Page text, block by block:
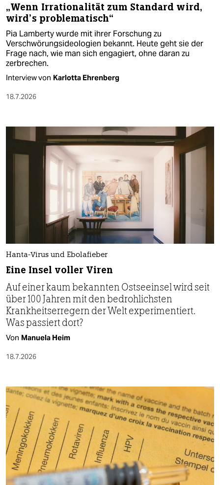
„Wenn Irrationalität zum Standard wird,
wird’s problematisch“
Pia Lamberty wurde mit ihrer Forschung zu
Verschwörungsideologien bekannt. Heute geht sie der
Frage nach, wie man sich engagiert, ohne daran zu
zerbrechen.
Interview von Karlotta Ehrenberg
18.7.2026
Hanta-Virus und Ebolafieber
Eine Insel voller Viren
Auf einer kaum bekannten Ostseeinsel wird seit
über 100 Jahren mit den bedrohlichsten
Krankheitserregern der Welt experimentiert.
Was passiert dort?
Von Manuela Heim
18.7.2026